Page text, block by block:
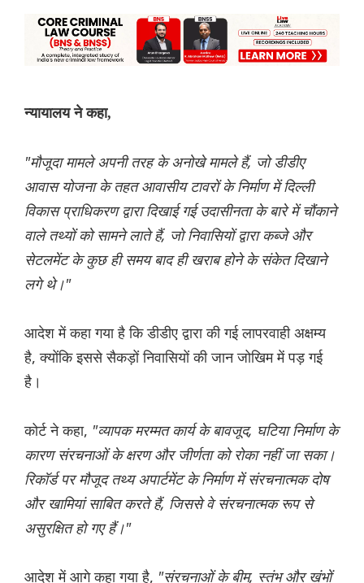
न्यायालय ने कहा,
"मौजूदा मामले अपनी तरह के अनोखे मामले हैं, जो डीडीए
आवास योजना के तहत आवासीय टावरों के निर्माण में दिल्ली
विकास प्राधिकरण द्वारा दिखाई गई उदासीनता के बारे में चौंकाने
वाले तथ्यों को सामने लाते हैं, जो निवासियों द्वारा कब्जे और
सेटलमेंट के कुछ ही समय बाद ही खराब होने के संकेत दिखाने
लगे थे।"
आदेश में कहा गया है कि डीडीए द्वारा की गई लापरवाही अक्षम्य
है, क्योंकि इससे सैकड़ों निवासियों की जान जोखिम में पड़ गई
है।
कोर्ट ने कहा, "व्यापक मरम्मत कार्य के बावजूद, घटिया निर्माण के
कारण संरचनाओं के क्षरण और जीर्णता को रोका नहीं जा सका।
रिकॉर्ड पर मौजूद तथ्य अपार्टमेंट के निर्माण में संरचनात्मक दोष
और खामियां साबित करते हैं, जिससे वे संरचनात्मक रूप से
असुरक्षित हो गए हैं।"
आदेश में आगे कहा गया है, "संरचनाओं के बीम, स्तंभ और खंभों